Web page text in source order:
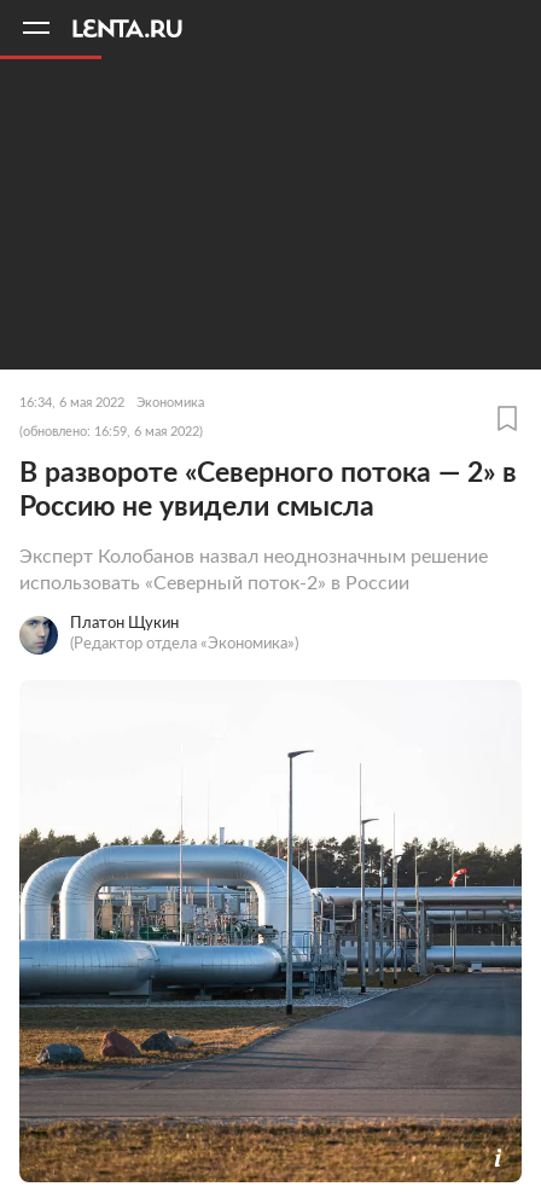
16:34, 6 мая 2022 Экономика
(обновлено: 16:59, 6 мая 2022)
В развороте «Северного потока — 2» в
Россию не увидели смысла
Эксперт Колобанов назвал неоднозначным решение
использовать «Северный поток-2» в России
Платон Щукин
(Редактор отдела «Экономика»)